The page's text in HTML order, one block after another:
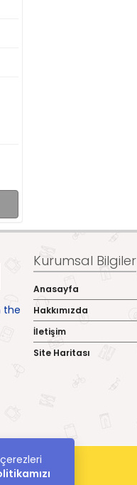
Kurumsal Bilgiler
Anasayfa
Hakkımızda
İletişim
Site Haritası